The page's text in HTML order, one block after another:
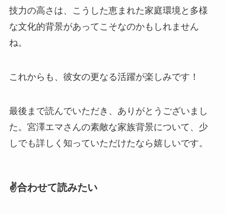
技力の高さは、こうした恵まれた家庭環境と多様
な文化的背景があってこそなのかもしれません
ね。
これからも、彼女の更なる活躍が楽しみです！
最後まで読んでいただき、ありがとうございまし
た。宮澤エマさんの素敵な家族背景について、少
しでも詳しく知っていただけたなら嬉しいです。
✌️合わせて読みたい